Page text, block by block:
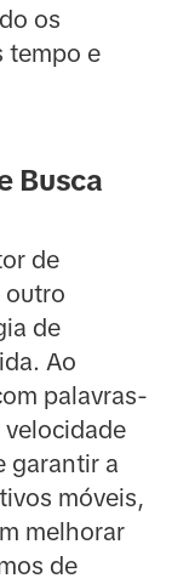
os
tempo e
Busca
de
outro
de
Ao
palavras-
velocidade
garantir a
móveis,
melhorar
de